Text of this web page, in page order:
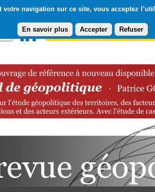
votre navigation sur ce site, vous acceptez
En savoir plus Accepter Refuser
Abonnement gratuit à la Lettre du